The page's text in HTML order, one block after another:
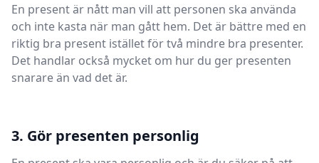
En present är nått man vill att personen ska använda
och inte kasta när man gått hem. Det är bättre med en
riktig bra present istället för två mindre bra presenter.
Det handlar också mycket om hur du ger presenten
snarare än vad det är.
3. Gör presenten personlig